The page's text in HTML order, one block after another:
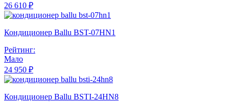
26 610 ₽
Кондиционер Ballu BST-07HN1
Рейтинг:
Мало
24 950 ₽
Кондиционер Ballu BSTI-24HN8